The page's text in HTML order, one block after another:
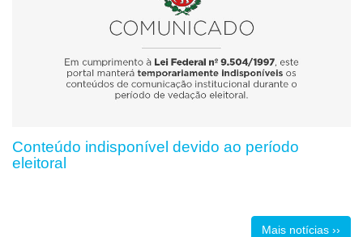
Conteúdo indisponível devido ao período
eleitoral
Mais notícias ››